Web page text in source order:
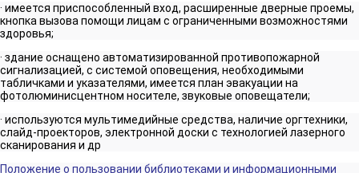
· имеется приспособленный вход, расширенные дверные проемы,
кнопка вызова помощи лицам с ограниченными возможностями
здоровья;
· здание оснащено автоматизированной противопожарной
сигнализацией, с системой оповещения, необходимыми
табличками и указателями, имеется план эвакуации на
фотолюминисцентном носителе, звуковые оповещатели;
· используются мультимедийные средства, наличие оргтехники,
слайд-проекторов, электронной доски с технологией лазерного
сканирования и др
Положение о пользовании библиотеками и информационными